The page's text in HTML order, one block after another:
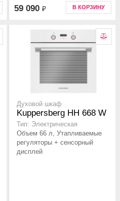
59 090 ₽ В КОРЗИНУ
Духовой шкаф
Kuppersberg HH 668 W
Тип: Электрическая
Объем 66 л, Утапливаемые
регуляторы + сенсорный
дисплей